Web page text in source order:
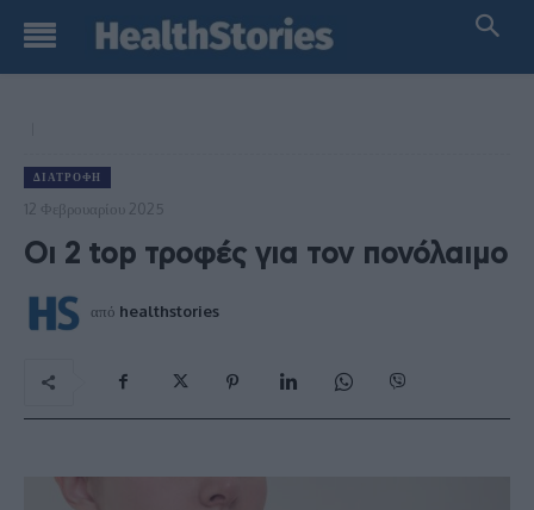
ΔΙΑΤΡΟΦΉ
12 Φεβρουαρίου 2025
Οι 2 top τροφές για τον πονόλαιμο
από healthstories